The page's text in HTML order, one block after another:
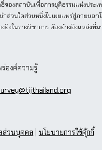
ของสถาบันเพื่อการยุติธรรมแห่งประเ
ส่วนใดส่วนหนึ่งไปเผยแพร่สู่ภายนอกโ
อิงในทางวิชาการ ต้องอ้างอิงแหล่งที่
องค์ความรู้
ส่วนบุคคล นโยบายการใช้คุ้กกี้